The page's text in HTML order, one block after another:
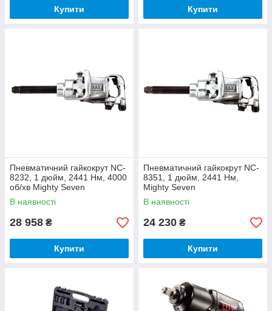
Купити Купити
Пневматичний гайкокрут NC-
8232, 1 дюйм, 2441 Нм, 4000
об/хв Mighty Seven
В наявності
28 958 ₴
Купити
Пневматичний гайкокрут NC-
8351, 1 дюйм, 2441 Нм,
Mighty Seven
В наявності
24 230 ₴
Купити